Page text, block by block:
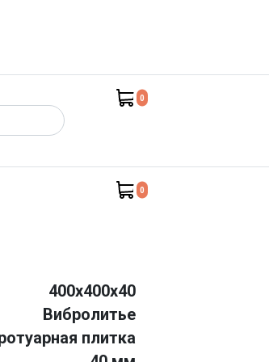
0
0
400х400х40
Вибролитье
плитка